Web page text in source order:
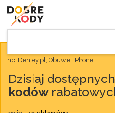
np. Denley.pl, Obuwie, iPhone
Dzisiaj
kodów